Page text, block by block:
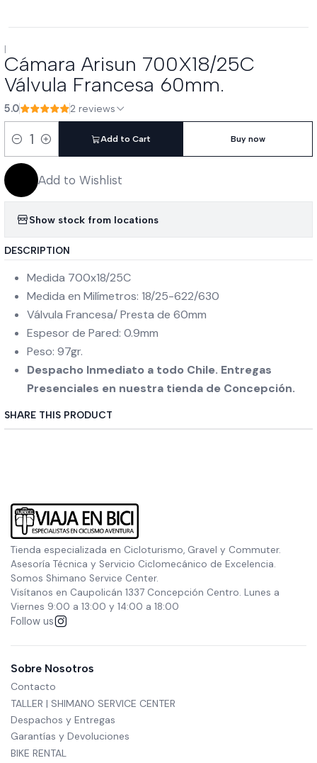
|
Cámara Arisun 700X18/25C
Válvula Francesa 60mm.
5.0 2 reviews
Quantity
Add to Cart Buy now
Add to Wishlist
Show stock from locations
DESCRIPTION
Medida 700x18/25C
Medida en Milímetros: 18/25-622/630
Válvula Francesa/ Presta de 60mm
Espesor de Pared: 0.9mm
Peso: 97gr.
Despacho Inmediato a todo Chile. Entregas
Presenciales en nuestra tienda de Concepción.
SHARE THIS PRODUCT
Tienda especializada en Cicloturismo, Gravel y Commuter.
Asesoría Técnica y Servicio Ciclomecánico de Excelencia.
Somos Shimano Service Center.
Visítanos en Caupolicán 1337 Concepción Centro. Lunes a
Viernes 9:00 a 13:00 y 14:00 a 18:00
Follow us
Sobre Nosotros
Contacto
TALLER | SHIMANO SERVICE CENTER
Despachos y Entregas
Garantías y Devoluciones
BIKE RENTAL